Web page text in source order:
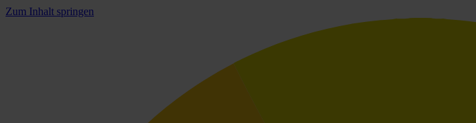
Zum Inhalt springen